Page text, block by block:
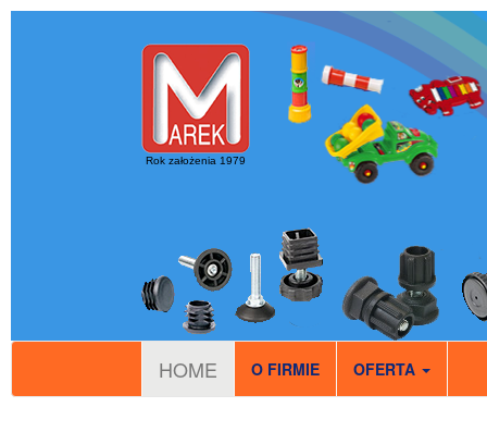
Rok założenia 1979
HOME O FIRMIE OFERTA